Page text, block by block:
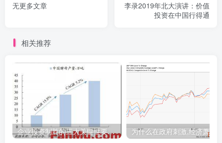
无更多文章
李录2019年北大演讲：价值
投资在中国行得通
相关推荐
企业投资制胜的三大关键性要素（以安琪酵母为例）